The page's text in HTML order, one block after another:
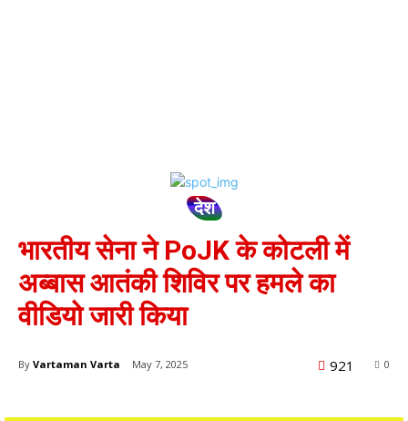
देश
भारतीय सेना ने PoJK के कोटली में
अब्बास आतंकी शिविर पर हमले का
वीडियो जारी किया
By Vartaman Varta May 7, 2025 0
921